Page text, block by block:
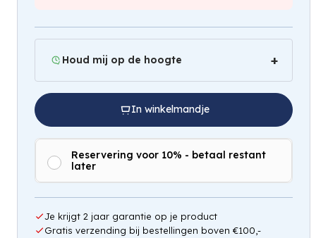
Houd mij op de hoogte
Hou mij op de hoogte
In winkelmandje
Reservering voor 10% - betaal restant
later
Je krijgt 2 jaar garantie op je product
Gratis verzending bij bestellingen boven €100,-